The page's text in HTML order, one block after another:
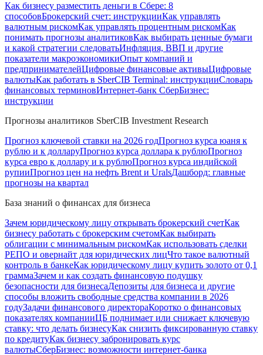
Как бизнесу разместить деньги в Сбере: 8
способовБрокерский счет: инструкцииКак управлять
валютным рискомКак управлять процентным рискомКак
понимать прогнозы аналитиковКак выбирать ценные бумаги
и какой стратегии следоватьИнфляция, ВВП и другие
показатели макроэкономикиОпыт компаний и
предпринимателейЦифровые финансовые активыЦифровые
валютыКак работать в SberCIB Terminal: инструкцииСловарь
финансовых терминовИнтернет-банк СберБизнес:
инструкции
Прогнозы аналитиков SberCIB Investment Research
Прогноз ключевой ставки на 2026 годПрогноз курса юаня к
рублю и к долларуПрогноз курса доллара к рублюПрогноз
курса евро к доллару и к рублюПрогноз курса индийской
рупииПрогноз цен на нефть Brent и UralsДашборд: главные
прогнозы на квартал
База знаний о финансах для бизнеса
Зачем юридическому лицу открывать брокерский счетКак
бизнесу работать с брокерским счетомКак выбирать
облигации с минимальным рискомКак использовать сделки
РЕПО и овернайт для юридических лицЧто такое валютный
контроль в банкеКак юридическому лицу купить золото от 0,1
граммаЗачем и как создать финансовую подушку
безопасности для бизнесаДепозиты для бизнеса и другие
способы вложить свободные средства компании в 2026
годуЗадачи финансового директораКоротко о финансовых
показателях компанииЦБ поднимает или снижает ключевую
ставку: что делать бизнесуКак снизить фиксированную ставку
по кредитуКак бизнесу забронировать курс
валютыСберБизнес: возможности интернет-банка